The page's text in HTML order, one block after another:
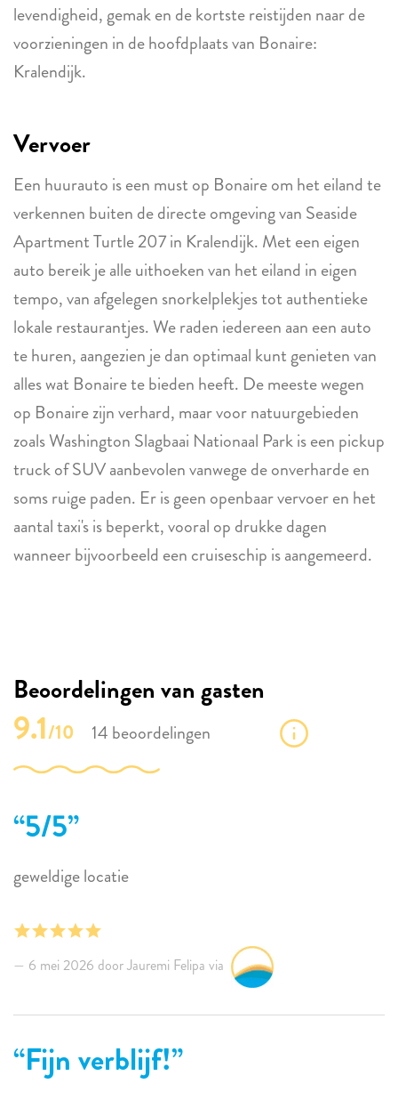
levendigheid, gemak en de kortste reistijden naar de
voorzieningen in de hoofdplaats van Bonaire:
Kralendijk.
Vervoer
Een huurauto is een must op Bonaire om het eiland te
verkennen buiten de directe omgeving van Seaside
Apartment Turtle 207 in Kralendijk. Met een eigen
auto bereik je alle uithoeken van het eiland in eigen
tempo, van afgelegen snorkelplekjes tot authentieke
lokale restaurantjes. We raden iedereen aan een auto
te huren, aangezien je dan optimaal kunt genieten van
alles wat Bonaire te bieden heeft. De meeste wegen
op Bonaire zijn verhard, maar voor natuurgebieden
zoals Washington Slagbaai Nationaal Park is een pickup
truck of SUV aanbevolen vanwege de onverharde en
soms ruige paden. Er is geen openbaar vervoer en het
aantal taxi's is beperkt, vooral op drukke dagen
wanneer bijvoorbeeld een cruiseschip is aangemeerd.
Beoordelingen van gasten
9.1/10 14 beoordelingen
5/5
geweldige locatie
6 mei 2026 door Jauremi Felipa via
Fijn verblijf!